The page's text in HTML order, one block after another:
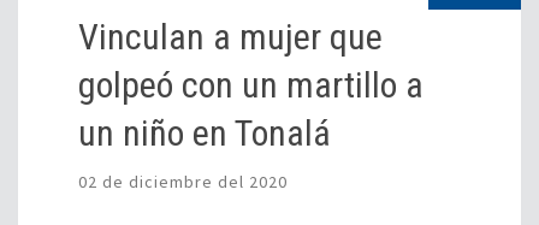
Vinculan a mujer que
golpeó con un martillo a
un niño en Tonalá
02 de diciembre del 2020